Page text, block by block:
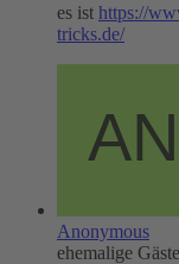
es ist https://
tricks.de/
Anonymous
ehemalige